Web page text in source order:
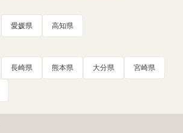
愛媛県 高知県
長崎県 熊本県 大分県 宮崎県